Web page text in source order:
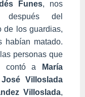
Funes, nos
después del
de los guardias,
habían matado.
personas que
contó a María
José Villoslada
Villoslada,